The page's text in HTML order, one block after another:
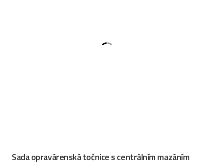
Sada opravárenská točnice s centrálním mazáním